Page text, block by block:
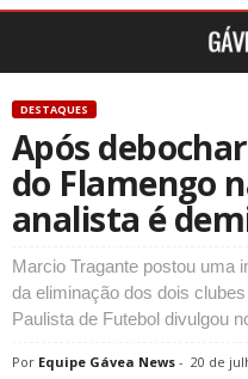
DESTAQUES
Após
do Flamengo
analista é
Marcio Tragante postou uma
da eliminação dos dois
Paulista de Futebol divulgou
Por Equipe Gávea News - 20 de